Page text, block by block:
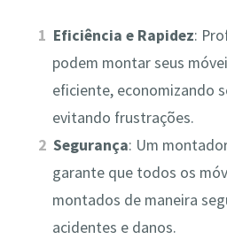
Eficiência e Rapidez:
podem montar seus
eficiente, economizando
evitando frustrações.
Segurança: Um
garante que todos os
montados de maneira
acidentes e danos.